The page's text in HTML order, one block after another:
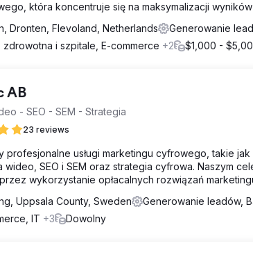
która koncentruje się na maksymalizacji
Dronten, Flevoland, Netherlands
Generowanie
zdrowotna i szpitale, E-commerce +2 $1,000 -
AB
- SEO - SEM - Strategia
23 reviews
profesjonalne usługi marketingu cyfrowego, takie
wideo, SEO i SEM oraz strategia cyfrowa. Naszym
wykorzystanie opłacalnych rozwiązań
Uppsala County, Sweden
Generowanie leadów,
IT +3 Dowolny